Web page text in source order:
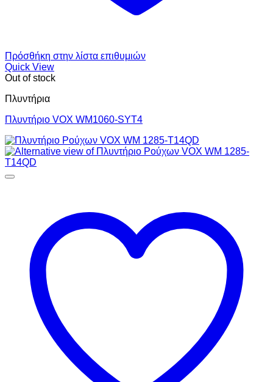
Πρόσθήκη στην λίστα επιθυμιών
Quick View
Out of stock
Πλυντήρια
Πλυντήριο VOX WM1060-SYT4